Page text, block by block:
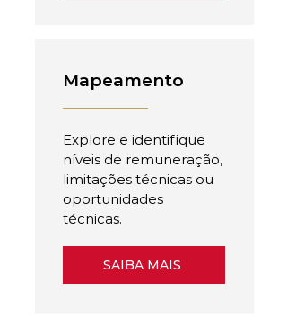
Mapeamento
Explore e identifique
níveis de remuneração,
limitações técnicas ou
oportunidades
técnicas.
SAIBA MAIS